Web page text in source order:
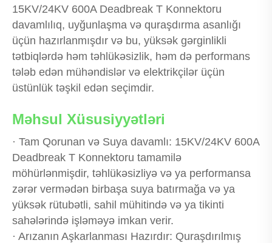
15KV/24KV 600A Deadbreak T Konnektoru
davamlılıq, uyğunlaşma və quraşdırma asanlığı
üçün hazırlanmışdır və bu, yüksək gərginlikli
tətbiqlərdə həm təhlükəsizlik, həm də performans
tələb edən mühəndislər və elektrikçilər üçün
üstünlük təşkil edən seçimdir.
Məhsul Xüsusiyyətləri
· Tam Qorunan və Suya davamlı: 15KV/24KV 600A
Deadbreak T Konnektoru tamamilə
möhürlənmişdir, təhlükəsizliyə və ya performansa
zərər vermədən birbaşa suya batırmağa və ya
yüksək rütubətli, sahil mühitində və ya tikinti
sahələrində işləməyə imkan verir.
· Arızanın Aşkarlanması Hazırdır: Quraşdırılmış